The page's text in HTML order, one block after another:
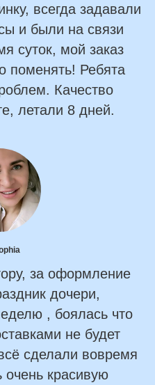
всегда задавали
и были на связи
суток, мой заказ
поменять! Ребята
Качество
летали 8 дней.
за оформление
дочери,
, боялась что
не будет
сделали вовремя
очень красивую